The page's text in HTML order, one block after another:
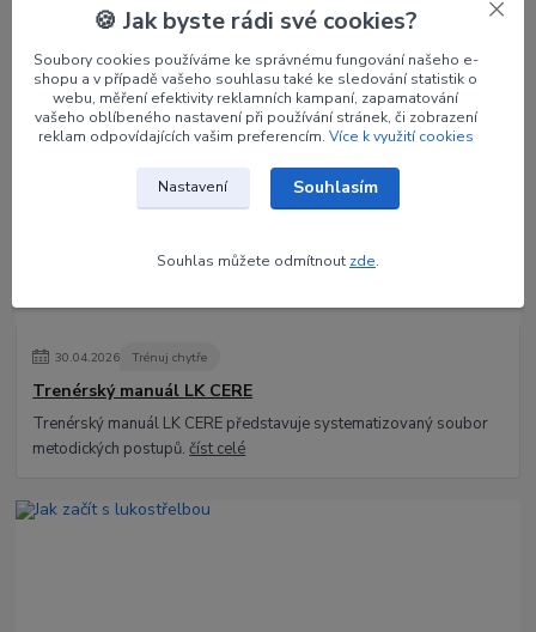
Jak si vybrat luk pro začátečníka
radost z pohybu. Pokud s ní teprve začínáte, možná vás překvapí,
kolik různých typů...číst celé
30.04.2026 Trénuj chytře
Trenérský manuál LK CERE
Trenérský manuál LK CERE představuje systematizovaný soubor
metodických postupů.číst celé
🍪 Jak byste rádi své cookies?
Soubory cookies používáme ke správnému fungování našeho e-
shopu a v případě vašeho souhlasu také ke sledování statistik o
webu, měření efektivity reklamních kampaní, zapamatování
vašeho oblíbeného nastavení při používání stránek, či zobrazení
reklam odpovídajících vašim preferencím. Více k využití cookies
Nastavení Souhlasím
Souhlas můžete odmítnout zde.